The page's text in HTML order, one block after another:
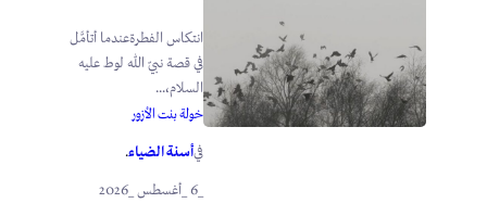
انتكاس الفطرةعندما أتأمَّل
في قصة نبيّ الله لوط عليه
السلام،...
خولة بنت الأزور
فيأسنة الضياء.